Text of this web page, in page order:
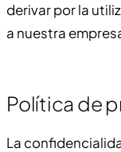
derivar por la
a nuestra
Política de
La